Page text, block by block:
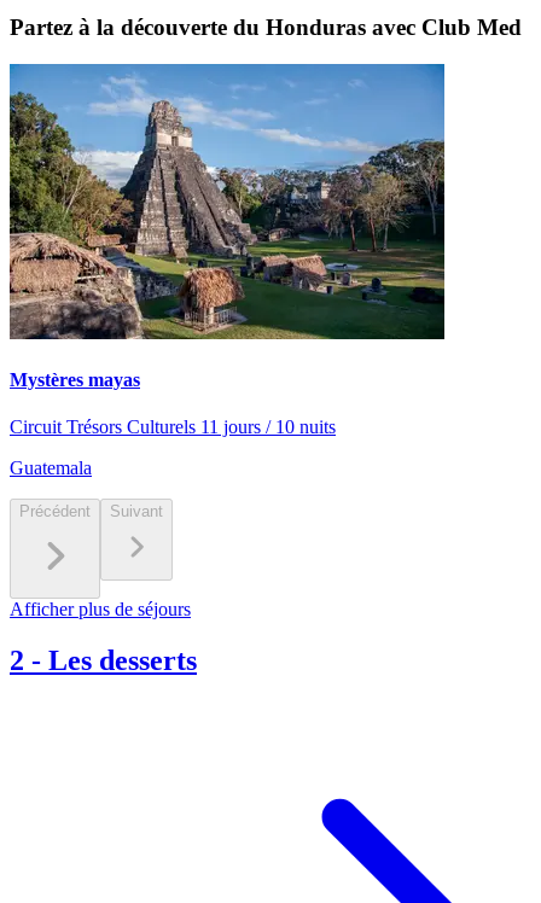
Partez à la découverte du Honduras avec Club Med
Mystères mayas
Circuit Trésors Culturels 11 jours / 10 nuits
Guatemala
Précédent Suivant
Afficher plus de séjours
2 - Les desserts